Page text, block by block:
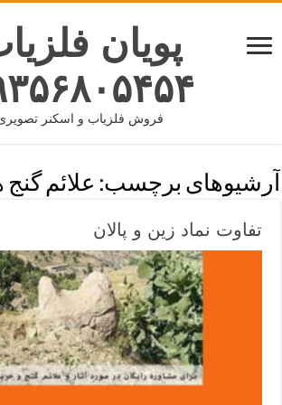
پویان
فروش فلزیاب و اسکنر
آرشیوهای برچسب: علائم
تفاوت نماد زین و پالان